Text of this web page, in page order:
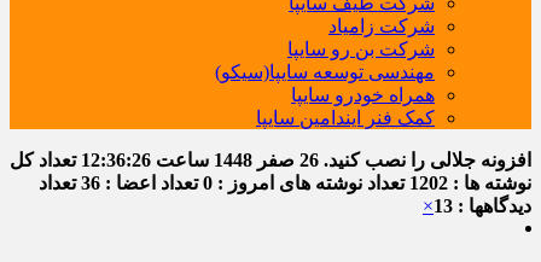
شرکت زامیاد
شرکت بن رو سایپا
مهندسی توسعه سایپا(سیکو)
همراه خودرو سایپا
کمک فنر ایندامین سایپا
افزونه جلالی را نصب کنید. 26 صفر 1448 ساعت 12:36:27 تعداد کل
نوشته ها : 1202
تعداد نوشته های امروز : 0 تعداد اعضا : 36
تعداد
دیدگاهها : 13
×